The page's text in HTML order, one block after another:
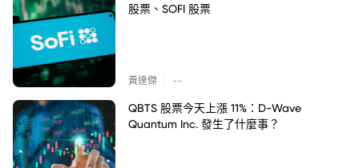
股票、SOFI 股票
黃達傑 --
QBTS 股票今天上漲 11%：D-Wave
Quantum Inc. 發生了什麼事？